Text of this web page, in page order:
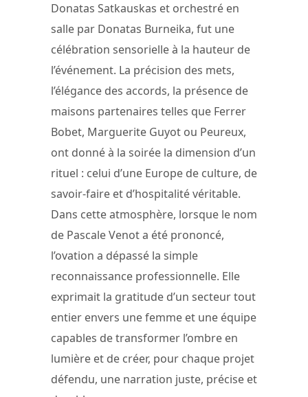
Donatas Satkauskas et orchestré en
salle par Donatas Burneika, fut une
célébration sensorielle à la hauteur de
l’événement. La précision des mets,
l’élégance des accords, la présence de
maisons partenaires telles que Ferrer
Bobet, Marguerite Guyot ou Peureux,
ont donné à la soirée la dimension d’un
rituel : celui d’une Europe de culture, de
savoir-faire et d’hospitalité véritable.
Dans cette atmosphère, lorsque le nom
de Pascale Venot a été prononcé,
l’ovation a dépassé la simple
reconnaissance professionnelle. Elle
exprimait la gratitude d’un secteur tout
entier envers une femme et une équipe
capables de transformer l’ombre en
lumière et de créer, pour chaque projet
défendu, une narration juste, précise et